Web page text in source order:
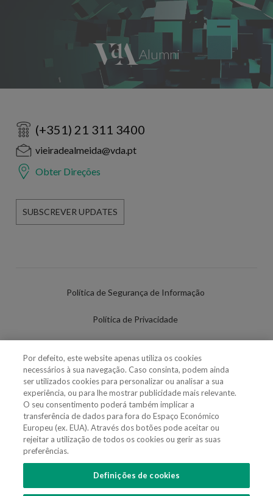
(+351) 21 311 3400
vieiradealmeida@vda.pt
Obter Direções
SUBSCREVER UPDATES
Política de Segurança de Informação
Política de Privacidade
Política de Cookies
Definições de cookies
Uso Fraudulento Nome/Marca
SIGA-NOS
Por defeito, este website apenas utiliza os cookies
necessários à sua navegação. Caso consinta, podem ainda
ser utilizados cookies para personalizar ou analisar a sua
experiência, ou para lhe mostrar publicidade mais relevante.
O seu consentimento poderá também implicar a
transferência de dados para fora do Espaço Económico
Europeu (ex. EUA). Através dos botões pode aceitar ou
rejeitar a utilização de todos os cookies ou gerir as suas
preferências.
Definições de cookies